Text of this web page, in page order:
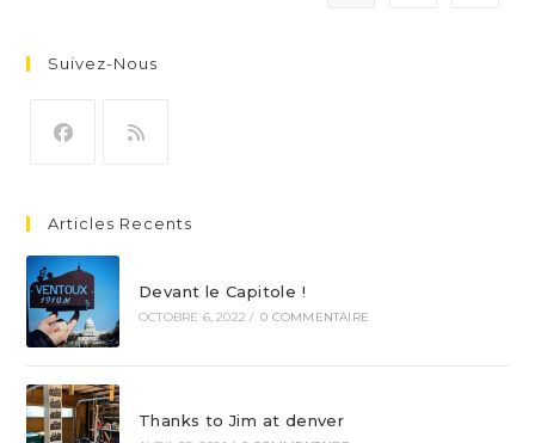
Suivez-Nous
un
nouvel
onglet
nouvel
onglet
Articles Recents
Devant le Capitole !
OCTOBRE 6, 2022 / 0 COMMENTAIRE
Thanks to Jim at denver